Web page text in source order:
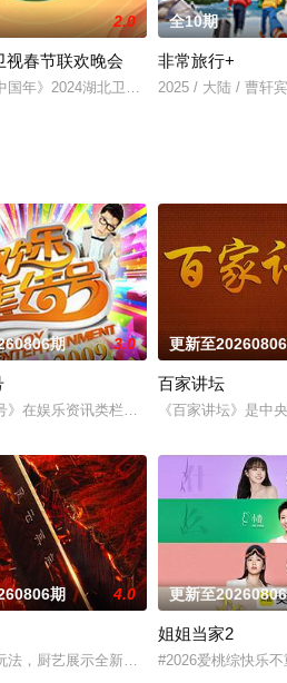
TOP 年度极客榜”，只有进入这个榜单，
的原则，做知识分享的内容，邀请知名
2.0
视春节联欢晚会
国年》2024湖北卫视春节联欢晚会提炼出
全10期
非常旅行+
2025 / 大陆 / 曹轩
，独创“幽默评书”打造北京风格，“坚守
，由新娱乐和上海市司法局联合制作。
期 3.0
》在娱乐资讯类栏目中一枝独秀，领跑全
更新至
百家讲坛
《百家讲坛》是中
难，通过节目告诉观众面对纠纷的智慧
出，周一至周日每天30分钟。节目口号为
期 4.0
法，厨艺展示全新升级！厨神级的美味将
更新至
姐姐当家2
#2026爱桃综快乐